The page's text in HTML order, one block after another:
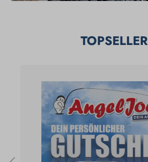
TOPSELLER